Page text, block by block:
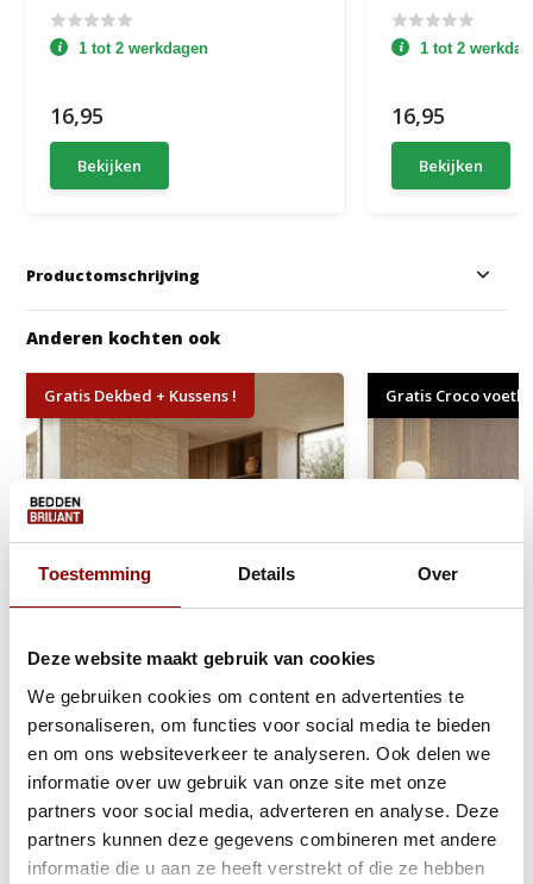
Toestemming Details Over
Deze website maakt gebruik van cookies
We gebruiken cookies om content en advertenties te
personaliseren, om functies voor social media te bieden
en om ons websiteverkeer te analyseren. Ook delen we
informatie over uw gebruik van onze site met onze
partners voor social media, adverteren en analyse. Deze
partners kunnen deze gegevens combineren met andere
informatie die u aan ze heeft verstrekt of die ze hebben
1 tot 2 werkdagen
16,95
Bekijken
1 tot 2
16,95
Bekijken
Productomschrijving
Anderen kochten ook
Gratis Dekbed + Kussens !
Elektrische Boxspring Delux -
Ca. 6 tot 8 weken
Gratis Croco
Vaste
Ca. 4 tot 6